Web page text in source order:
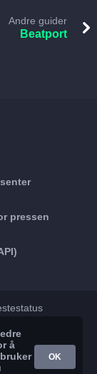
Andre guider
Beatport
pressen
å
OK